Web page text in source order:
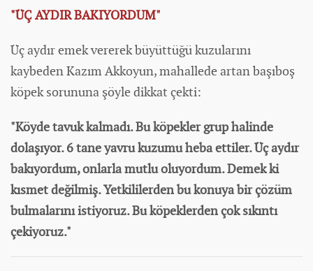
"ÜÇ AYDIR BAKIYORDUM"
Üç aydır emek vererek büyüttüğü kuzularını
kaybeden Kazım Akkoyun, mahallede artan başıboş
köpek sorununa şöyle dikkat çekti:
"Köyde tavuk kalmadı. Bu köpekler grup halinde
dolaşıyor. 6 tane yavru kuzumu heba ettiler. Üç aydır
bakıyordum, onlarla mutlu oluyordum. Demek ki
kısmet değilmiş. Yetkililerden bu konuya bir çözüm
bulmalarını istiyoruz. Bu köpeklerden çok sıkıntı
çekiyoruz."